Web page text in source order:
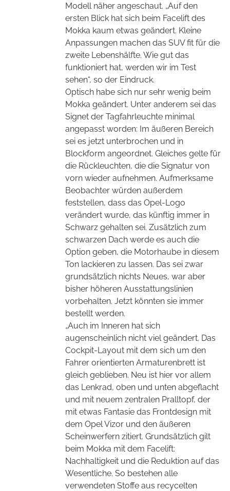
Modell näher angeschaut. „Auf den
ersten Blick hat sich beim Facelift des
Mokka kaum etwas geändert. Kleine
Anpassungen machen das SUV fit für die
zweite Lebenshälfte. Wie gut das
funktioniert hat, werden wir im Test
sehen“, so der Eindruck.
Optisch habe sich nur sehr wenig beim
Mokka geändert. Unter anderem sei das
Signet der Tagfahrleuchte minimal
angepasst worden: Im äußeren Bereich
sei es jetzt unterbrochen und in
Blockform angeordnet. Gleiches gelte für
die Rückleuchten, die die Signatur von
vorn wieder aufnehmen. Aufmerksame
Beobachter würden außerdem
feststellen, dass das Opel-Logo
verändert wurde, das künftig immer in
Schwarz gehalten sei. Zusätzlich zum
schwarzen Dach werde es auch die
Option geben, die Motorhaube in diesem
Ton lackieren zu lassen. Das sei zwar
grundsätzlich nichts Neues, war aber
bisher höheren Ausstattungslinien
vorbehalten. Jetzt könnten sie immer
bestellt werden.
„Auch im Inneren hat sich
augenscheinlich nicht viel geändert. Das
Cockpit-Layout mit dem sich um den
Fahrer orientierten Armaturenbrett ist
gleich geblieben. Neu ist hier vor allem
das Lenkrad, oben und unten abgeflacht
und mit neuem zentralen Pralltopf, der
mit etwas Fantasie das Frontdesign mit
dem Opel Vizor und den äußeren
Scheinwerfern zitiert. Grundsätzlich gilt
beim Mokka mit dem Facelift:
Nachhaltigkeit und die Reduktion auf das
Wesentliche. So bestehen alle
verwendeten Stoffe aus recycelten